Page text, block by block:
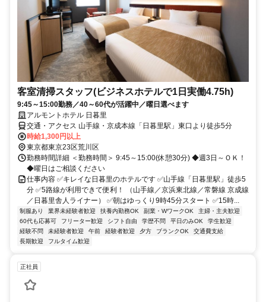
客室清掃スタッフ(ビジネスホテルで1日実働4.75h)
9:45～15:00勤務／40～60代が活躍中／曜日選べます
アルモントホテル 日暮里
交通・アクセス 山手線・京成本線「日暮里駅」東口より徒歩5分
時給1,300円以上
東京都東京23区荒川区
勤務時間詳細 ＜勤務時間＞ 9:45～15:00(休憩30分) ◆週3日～ＯＫ！
◆曜日はご相談ください
仕事内容 ✅キレイな日暮里のホテルです ✅山手線「日暮里駅」徒歩5
分 ✅5路線が利用できて便利！ （山手線／京浜東北線／常磐線 京成線
／日暮里舎人ライナー） ✅朝はゆっくり9時45分スタート ✅15時...
制服あり 業界未経験者歓迎 扶養内勤務OK 副業・WワークOK
主婦・主夫歓迎
60代も応募可
フリーター歓迎 シフト自由 学歴不問 平日のみOK
学生歓迎
経験不問
未経験者歓迎 午前 経験者歓迎 夕方 ブランクOK
交通費支給
長期歓迎
フルタイム歓迎
正社員